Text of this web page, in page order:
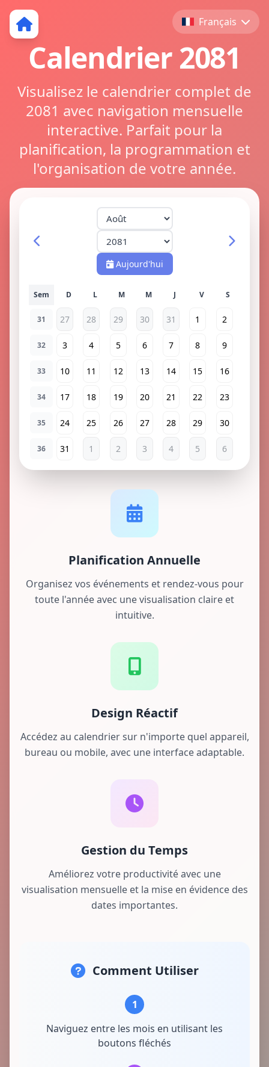
Français
Calendrier 2081
Visualisez le calendrier complet de
2081 avec navigation mensuelle
interactive. Parfait pour la
planification, la programmation et
l'organisation de votre année.
Aujourd'hui
Sem
31 27 28 29 30 31 1 2
32 3 4 5 6 7 8 9
33 10 11 12 13 14 15 16
34 17 18 19 20 21 22 23
35 24 25 26 27 28 29 30
36 31 1 2 3 4 5 6
Planification Annuelle
Organisez vos événements et rendez-vous pour
toute l'année avec une visualisation claire et
intuitive.
Design Réactif
Accédez au calendrier sur n'importe quel appareil,
bureau ou mobile, avec une interface adaptable.
Gestion du Temps
Améliorez votre productivité avec une
visualisation mensuelle et la mise en évidence des
dates importantes.
Comment Utiliser
1
Naviguez entre les mois en utilisant les
boutons fléchés